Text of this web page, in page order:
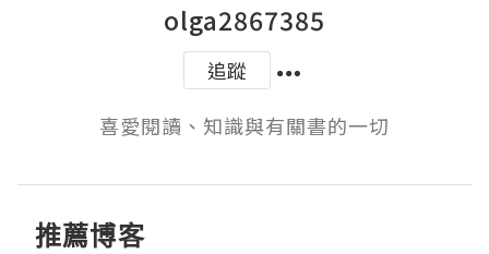
olga2867385
追蹤
喜愛閱讀、知識與有關書的一切
推薦博客